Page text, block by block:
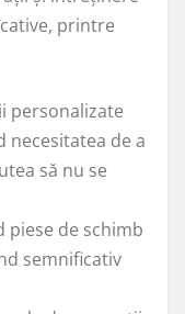
printre
personalizate
necesitatea de a
să nu se
piese de schimb
semnificativ